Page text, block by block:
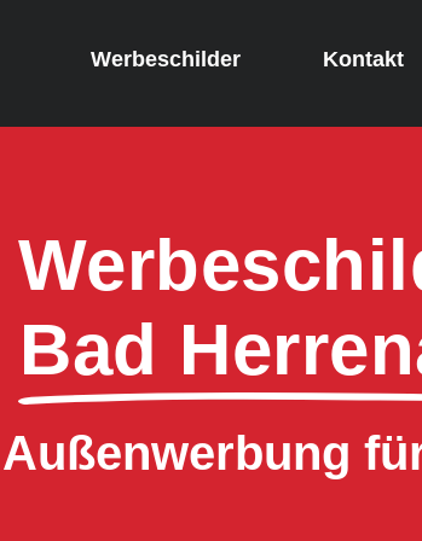
Werbeschilder Kontakt
Bad